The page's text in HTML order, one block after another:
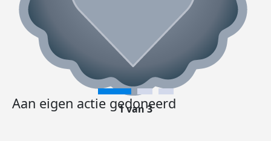
Aan eigen actie gedoneerd
1 van 3